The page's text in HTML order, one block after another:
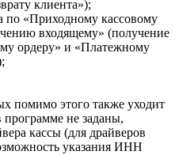
клиента»);
по «Приходному кассовому
входящему» (получение
ордеру» и «Платежному
помимо этого также уходит
не заданы,
кассы (для драйверов
указания ИНН